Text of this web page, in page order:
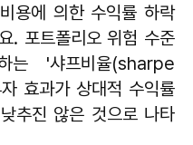
용에 의한 수익률 하락
. 포트폴리오 위험 수준
는 '샤프비율(sharpe
효과가 상대적 수익률
추진 않은 것으로 나타